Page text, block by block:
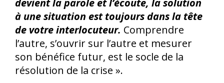
devient la parole et l’écoute, la solution
à une situation est toujours dans la tête
de votre interlocuteur. Comprendre
l’autre, s’ouvrir sur l’autre et mesurer
son bénéfice futur, est le socle de la
résolution de la crise ».